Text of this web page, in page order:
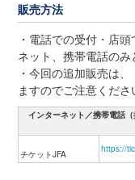
販売方法
・電話での受付・店
ネット、携帯電話のみ
・今回の追加販売は
ますのでご注意くださ
インターネット／携帯電話
チケットJFA https://